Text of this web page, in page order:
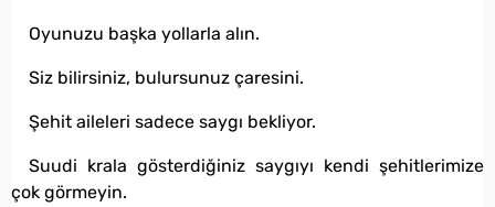
Oyunuzu başka yollarla alın.
Siz bilirsiniz, bulursunuz çaresini.
Şehit aileleri sadece saygı bekliyor.
Suudi krala gösterdiğiniz saygıyı kendi şehitlerimize
çok görmeyin.